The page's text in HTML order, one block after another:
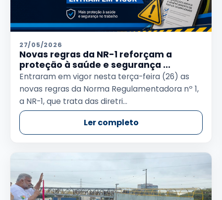
27/05/2026
Novas regras da NR-1 reforçam a
proteção à saúde e segurança ...
Entraram em vigor nesta terça-feira (26) as
novas regras da Norma Regulamentadora nº 1,
a NR-1, que trata das diretri...
Ler completo